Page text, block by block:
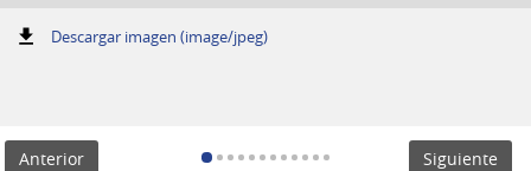
Descargar imagen (image/jpeg):
Anterior Siguiente